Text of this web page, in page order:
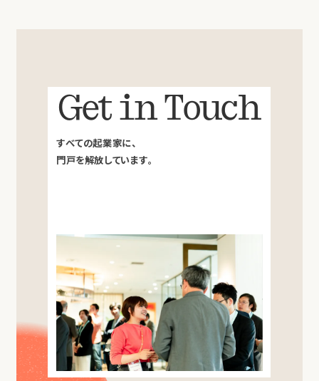
Get in Touch
すべての起業家に、
門戸を解放しています。